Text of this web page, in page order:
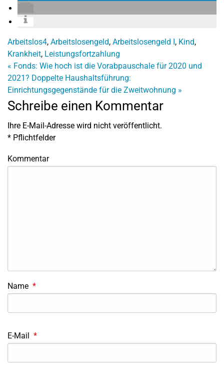
Arbeitslos4, Arbeitslosengeld, Arbeitslosengeld I, Kind,
Krankheit, Leistungsfortzahlung
« Fonds: Wie hoch ist die Vorabpauschale für 2020 und
2021? Doppelte Haushaltsführung:
Einrichtungsgegenstände für die Zweitwohnung »
Schreibe einen Kommentar
Ihre E-Mail-Adresse wird nicht veröffentlicht.
* Pflichtfelder
Kommentar
Name *
E-Mail *